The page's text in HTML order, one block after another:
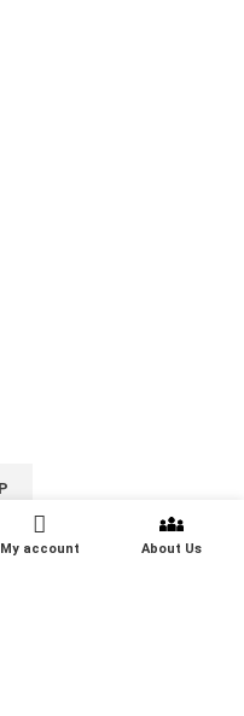
My account About Us